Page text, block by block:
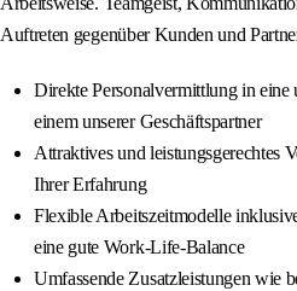
Auftreten gegenüber Kunden und
Direkte Personalvermittlung in eine
einem unserer Geschäftspartner
Attraktives und leistungsgerechtes
Ihrer Erfahrung
Flexible Arbeitszeitmodelle
eine gute Work-Life-Balance
Umfassende Zusatzleistungen wie